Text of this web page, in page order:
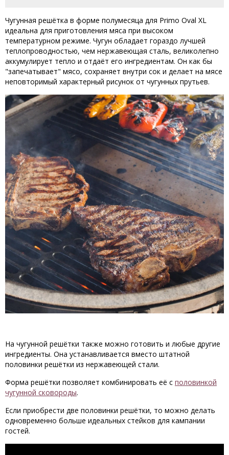
Чугунная решётка в форме полумесяца для Primo Oval XL
идеальна для приготовления мяса при высоком
температурном режиме. Чугун обладает гораздо лучшей
теплопроводностью, чем нержавеющая сталь, великолепно
аккумулирует тепло и отдаёт его ингредиентам. Он как бы
"запечатывает" мясо, сохраняет внутри сок и делает на мясе
неповторимый характерный рисунок от чугунных прутьев.
На чугунной решётки также можно готовить и любые другие
ингредиенты. Она устанавливается вместо штатной
половинки решётки из нержавеющей стали.
Форма решётки позволяет комбинировать её с половинкой
чугунной сковороды.
Если приобрести две половинки решётки, то можно делать
одновременно больше идеальных стейков для кампании
гостей.